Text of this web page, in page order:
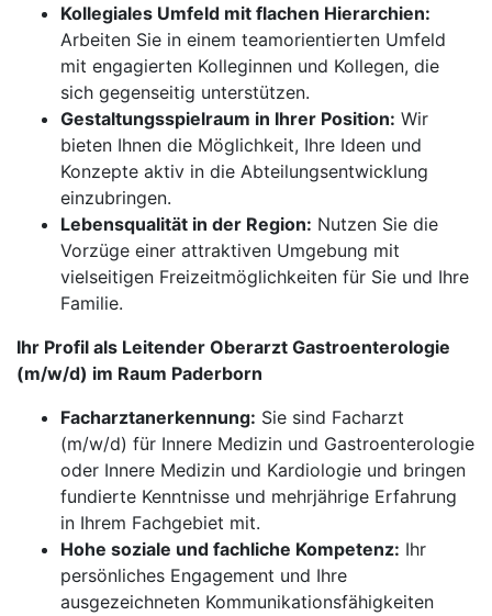
Kollegiales Umfeld mit flachen Hierarchien:
Arbeiten Sie in einem teamorientierten Umfeld
mit engagierten Kolleginnen und Kollegen, die
sich gegenseitig unterstützen.
Gestaltungsspielraum in Ihrer Position: Wir
bieten Ihnen die Möglichkeit, Ihre Ideen und
Konzepte aktiv in die Abteilungsentwicklung
einzubringen.
Lebensqualität in der Region: Nutzen Sie die
Vorzüge einer attraktiven Umgebung mit
vielseitigen Freizeitmöglichkeiten für Sie und Ihre
Familie.
Ihr Profil als Leitender Oberarzt Gastroenterologie
(m/w/d) im Raum Paderborn
Facharztanerkennung: Sie sind Facharzt
(m/w/d) für Innere Medizin und Gastroenterologie
oder Innere Medizin und Kardiologie und bringen
fundierte Kenntnisse und mehrjährige Erfahrung
in Ihrem Fachgebiet mit.
Hohe soziale und fachliche Kompetenz: Ihr
persönliches Engagement und Ihre
ausgezeichneten Kommunikationsfähigkeiten